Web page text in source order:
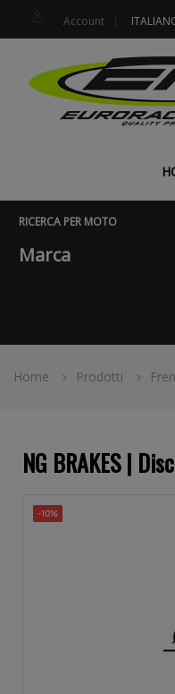
Account
RICERCA PER MOTO
Marca
Home Prodotti
NG BRAKES |
-10%